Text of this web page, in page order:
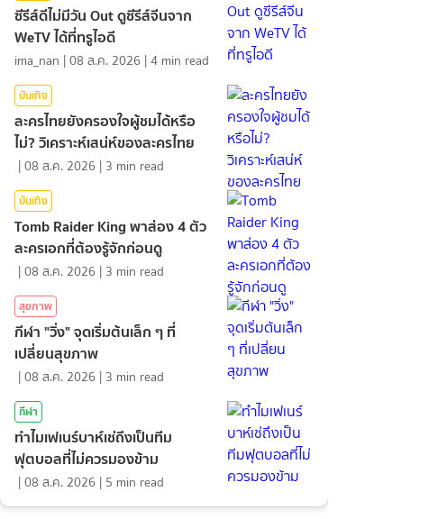
ซีรีส์ดีไม่มีวัน Out ดูซีรีส์จีนจาก
WeTV ได้ที่ทรูไอดี
ima_nan |08 ส.ค. 2026 |4 min read
บันเทิง
ละครไทยยังครองใจผู้ชมได้หรือ
ไม่? วิเคราะห์เสน่ห์ของละครไทย
|08 ส.ค. 2026 | 3 min read
บันเทิง
Tomb Raider King พาส่อง 4 ตัว
ละครเอกที่ต้องรู้จักก่อนดู
|08 ส.ค. 2026 | 3 min read
สุขภาพ
กีฬา "วิ่ง" จุดเริ่มต้นเล็ก ๆ ที่
เปลี่ยนสุขภาพ
|08 ส.ค. 2026 | 3 min read
กีฬา
ทำไมเฟเนร์บาห์เช่ถึงเป็นทีม
ฟุตบอลที่ไม่ควรมองข้าม
|08 ส.ค. 2026 | 5 min read